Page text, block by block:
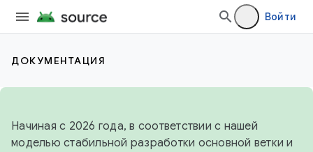
Войти
ДОКУМЕНТАЦИЯ
Начиная с 2026 года, в соответствии с нашей
моделью стабильной разработки основной ветки и